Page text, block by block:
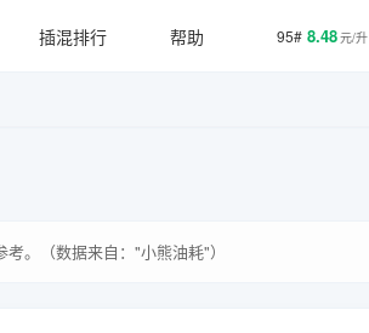
95# 8.48元/升
插混排行 帮助
。（数据来自："小熊油耗"）